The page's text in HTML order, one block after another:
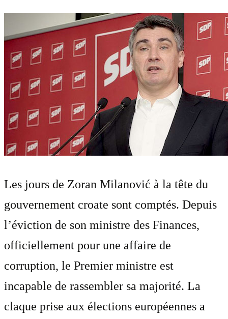
Les jours de Zoran Milanović à la tête du
gouvernement croate sont comptés. Depuis
l’éviction de son ministre des Finances,
officiellement pour une affaire de
corruption, le Premier ministre est
incapable de rassembler sa majorité. La
claque prise aux élections européennes a